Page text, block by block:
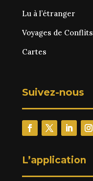
Lu à l’étranger
Voyages de Conflits
Cartes
Suivez-nous
L’application